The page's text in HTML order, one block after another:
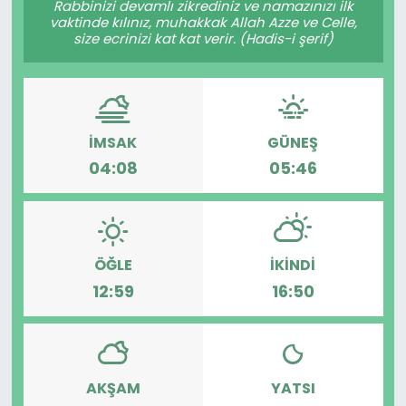
Rabbinizi devamlı zikrediniz ve namazınızı ilk
vaktinde kılınız, muhakkak Allah Azze ve Celle,
size ecrinizi kat kat verir. (Hadis-i şerif)
İMSAK
04:08
GÜNEŞ
05:46
ÖĞLE
12:59
İKINDI
16:50
AKŞAM YATSI
KÜLTÜR SANAT
MAGAZİN
POLİTİKA
SAĞLIK
Siyaset
Yaşam